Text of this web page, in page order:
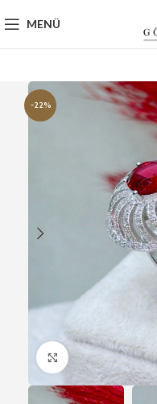
MENÜ
-22%
Büyütmek için